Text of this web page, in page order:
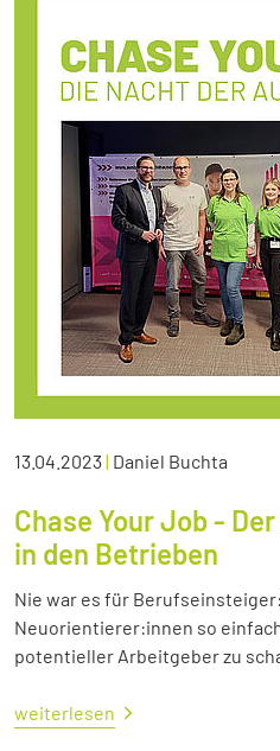
13.04.2023| Daniel Buchta
Chase Your Job -
in den Betrieben
Nie war es für
Neuorientierer:innen so
potentieller Arbeitgeber zu
weiterlesen